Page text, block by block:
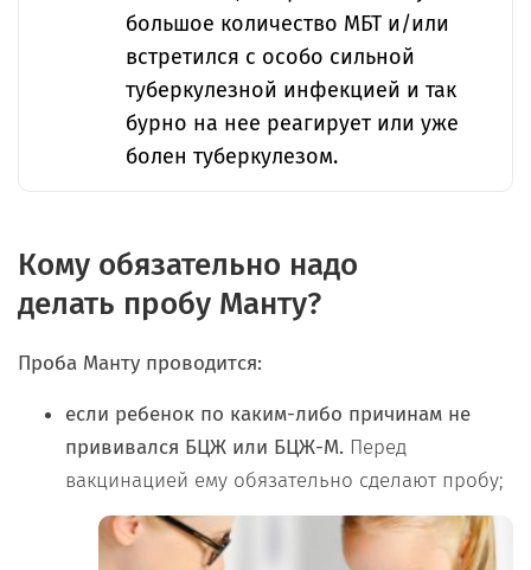
большое количество МБТ и/или
встретился с особо сильной
туберкулезной инфекцией и так
бурно на нее реагирует или уже
болен туберкулезом.
Кому обязательно надо
делать пробу Манту?
Проба Манту проводится:
если ребенок по каким-либо причинам не
прививался БЦЖ или БЦЖ-М. Перед
вакцинацией ему обязательно сделают пробу;